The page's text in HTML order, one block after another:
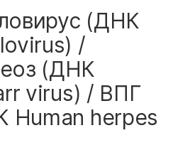
(ДНК
/
(ДНК
virus) / ВПГ
Human herpes